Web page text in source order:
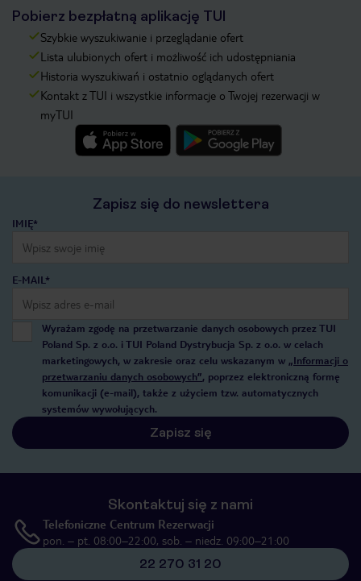
Pobierz bezpłatną aplikację TUI
Szybkie wyszukiwanie i przeglądanie ofert
Lista ulubionych ofert i możliwość ich udostępniania
Historia wyszukiwań i ostatnio oglądanych ofert
Kontakt z TUI i wszystkie informacje o Twojej rezerwacji w
myTUI
Zapisz się do newslettera
IMIĘ*
E-MAIL*
Wyrażam zgodę na przetwarzanie danych osobowych przez TUI
Poland Sp. z o.o. i TUI Poland Dystrybucja Sp. z o.o. w celach
marketingowych, w zakresie oraz celu wskazanym w „Informacji o
przetwarzaniu danych osobowych”, poprzez elektroniczną formę
komunikacji (e-mail), także z użyciem tzw. automatycznych
systemów wywołujących.
Zapisz się
Skontaktuj się z nami
Telefoniczne Centrum Rezerwacji
pon. – pt. 08:00–22:00, sob. – niedz. 09:00–21:00
22 270 31 20